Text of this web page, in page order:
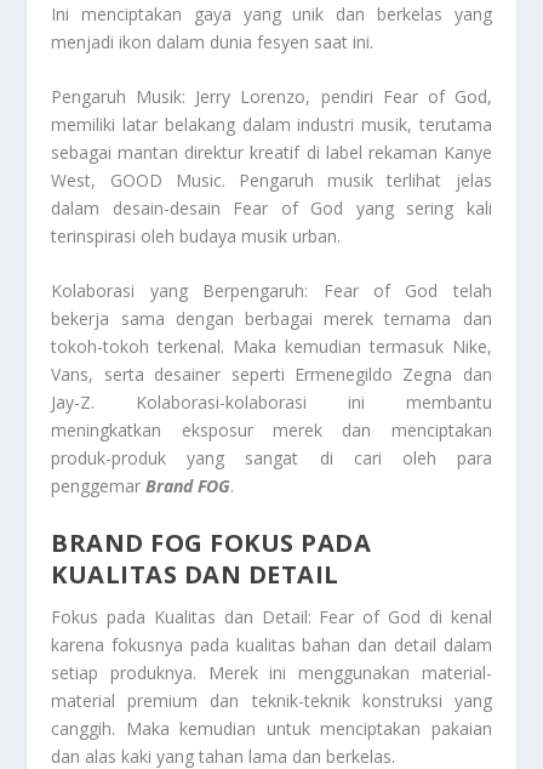
Ini menciptakan gaya yang unik dan berkelas yang
menjadi ikon dalam dunia fesyen saat ini.
Pengaruh Musik: Jerry Lorenzo, pendiri Fear of God,
memiliki latar belakang dalam industri musik, terutama
sebagai mantan direktur kreatif di label rekaman Kanye
West, GOOD Music. Pengaruh musik terlihat jelas
dalam desain-desain Fear of God yang sering kali
terinspirasi oleh budaya musik urban.
Kolaborasi yang Berpengaruh: Fear of God telah
bekerja sama dengan berbagai merek ternama dan
tokoh-tokoh terkenal. Maka kemudian termasuk Nike,
Vans, serta desainer seperti Ermenegildo Zegna dan
Jay-Z. Kolaborasi-kolaborasi ini membantu
meningkatkan eksposur merek dan menciptakan
produk-produk yang sangat di cari oleh para
penggemar Brand FOG.
BRAND FOG FOKUS PADA
KUALITAS DAN DETAIL
Fokus pada Kualitas dan Detail: Fear of God di kenal
karena fokusnya pada kualitas bahan dan detail dalam
setiap produknya. Merek ini menggunakan material-
material premium dan teknik-teknik konstruksi yang
canggih. Maka kemudian untuk menciptakan pakaian
dan alas kaki yang tahan lama dan berkelas.